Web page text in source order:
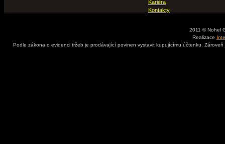
Kariéra
Kontakty
2011 © Nohel
Realizace
Podle zákona o evidenci tržeb je prodávající povinen vystavit kupujícímu účtenku.